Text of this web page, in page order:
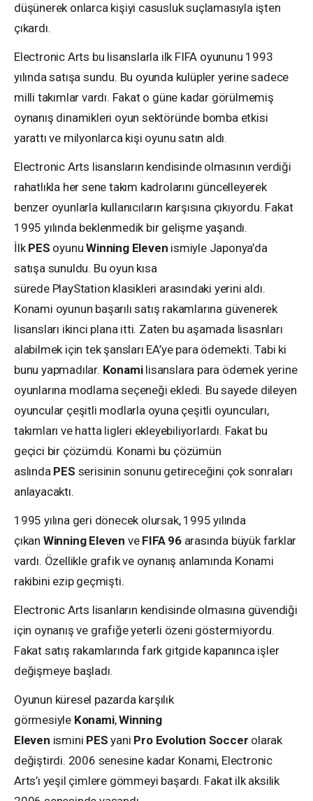
düşünerek onlarca kişiyi casusluk suçlamasıyla işten
çıkardı.
Electronic Arts bu lisanslarla ilk FIFA oyununu 1993
yılında satışa sundu. Bu oyunda kulüpler yerine sadece
milli takımlar vardı. Fakat o güne kadar görülmemiş
oynanış dinamikleri oyun sektöründe bomba etkisi
yarattı ve milyonlarca kişi oyunu satın aldı.
Electronic Arts lisansların kendisinde olmasının verdiği
rahatlıkla her sene takım kadrolarını güncelleyerek
benzer oyunlarla kullanıcıların karşısına çıkıyordu. Fakat
1995 yılında beklenmedik bir gelişme yaşandı.
İlkPES oyunuWinning Eleven ismiyle Japonya’da
satışa sunuldu. Bu oyun kısa
sürede PlayStation klasikleri arasındaki yerini aldı.
Konami oyunun başarılı satış rakamlarına güvenerek
lisansları ikinci plana itti. Zaten bu aşamada lisasnları
alabilmek için tek şansları EA’ye para ödemekti. Tabi ki
bunu yapmadılar. Konamilisanslara para ödemek yerine
oyunlarına modlama seçeneği ekledi. Bu sayede dileyen
oyuncular çeşitli modlarla oyuna çeşitli oyuncuları,
takımları ve hatta ligleri ekleyebiliyorlardı. Fakat bu
geçici bir çözümdü. Konami bu çözümün
aslında PES serisinin sonunu getireceğini çok sonraları
anlayacaktı.
1995 yılına geri dönecek olursak, 1995 yılında
çıkan Winning Eleven ve FIFA 96arasında büyük farklar
vardı. Özellikle grafik ve oynanış anlamında Konami
rakibini ezip geçmişti.
Electronic Arts lisanların kendisinde olmasına güvendiği
için oynanış ve grafiğe yeterli özeni göstermiyordu.
Fakat satış rakamlarında fark gitgide kapanınca işler
değişmeye başladı.
Oyunun küresel pazarda karşılık
görmesiyle Konami,Winning
Eleven ismini PES yani Pro Evolution Soccer olarak
değiştirdi. 2006 senesine kadar Konami, Electronic
Arts’ı yeşil çimlere gömmeyi başardı. Fakat ilk aksilik